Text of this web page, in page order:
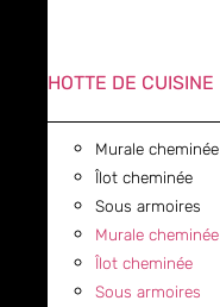
HOTTE DE CUISINE
Murale cheminée
Îlot cheminée
Sous armoires
Murale cheminée
Îlot cheminée
Sous armoires